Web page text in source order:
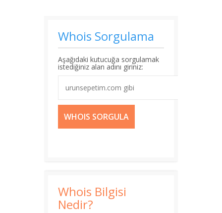
Whois Sorgulama
Aşağıdaki kutucuğa sorgulamak
istediğiniz alan adını giriniz:
Whois Bilgisi
Nedir?